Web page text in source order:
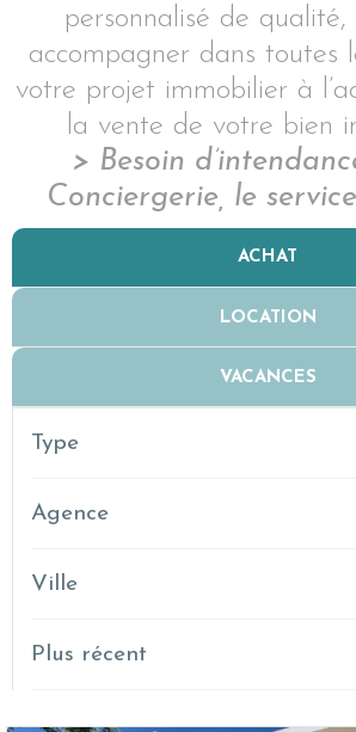
personnalisé de qualité,
accompagner dans toutes
votre projet immobilier à
la vente de votre bien
> Besoin
Conciergerie, le
ACHAT
LOCATION
VACANCES
Type
Agence
Ville
Plus récent